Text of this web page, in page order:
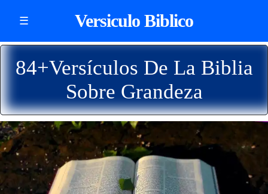
☰ Versiculo Biblico
84+Versículos De La Biblia
Sobre Grandeza